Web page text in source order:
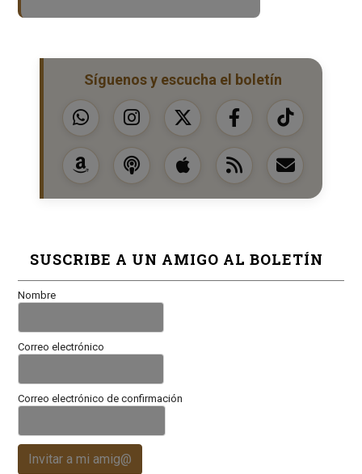
Síguenos y escucha el boletín
SUSCRIBE A UN AMIGO AL BOLETÍN
Nombre
Correo electrónico
Correo electrónico de confirmación
Invitar a mi amig@